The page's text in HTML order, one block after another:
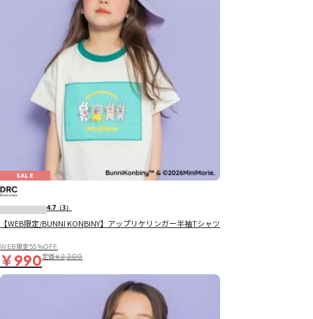
SALE
4.7 （3）
【WEB限定/BUNNI KONBINY】アップリケリンガー半袖Tシャツ
WEB限定55％OFF
￥990定価￥2,200